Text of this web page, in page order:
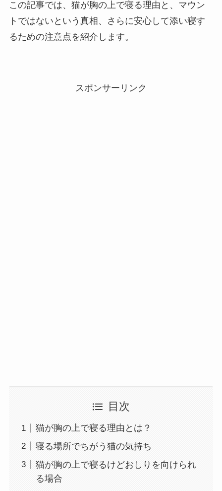
この記事では、猫が胸の上で寝る理由と、マウン
トではないという真相、さらに安心して添い寝す
るための注意点を紹介します。
スポンサーリンク
目次
猫が胸の上で寝る理由とは？
寝る場所でちがう猫の気持ち
猫が胸の上で寝るけどおしりを向けられ
る場合